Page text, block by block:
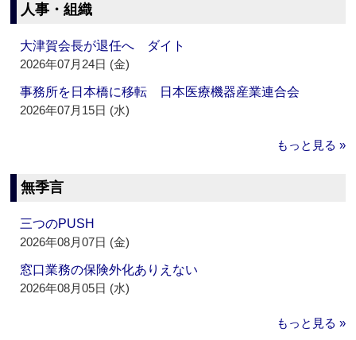
人事・組織
大津賀会長が退任へ ダイト
2026年07月24日 (金)
事務所を日本橋に移転 日本医療機器産業連合会
2026年07月15日 (水)
もっと見る »
無季言
三つのPUSH
2026年08月07日 (金)
窓口業務の保険外化ありえない
2026年08月05日 (水)
もっと見る »